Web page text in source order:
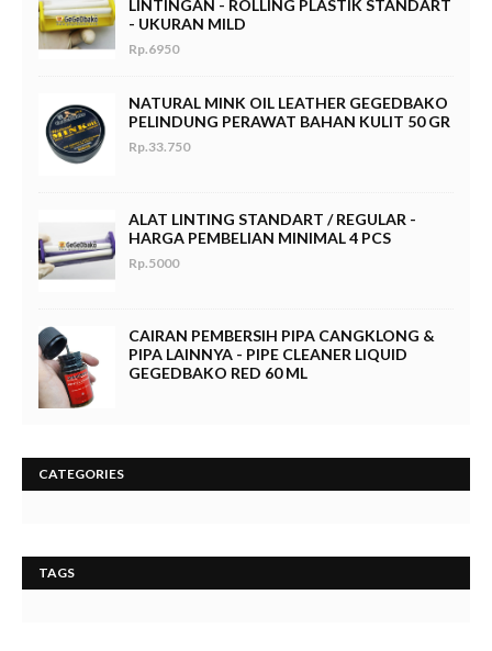
LINTINGAN - ROLLING PLASTIK STANDART
- UKURAN MILD
Rp.6950
NATURAL MINK OIL LEATHER GEGEDBAKO
PELINDUNG PERAWAT BAHAN KULIT 50 GR
Rp.33.750
ALAT LINTING STANDART / REGULAR -
HARGA PEMBELIAN MINIMAL 4 PCS
Rp.5000
CAIRAN PEMBERSIH PIPA CANGKLONG &
PIPA LAINNYA - PIPE CLEANER LIQUID
GEGEDBAKO RED 60 ML
CATEGORIES
TAGS